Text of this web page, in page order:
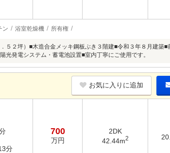
ン 浴室乾燥機 所有権
５２坪）■木造合金メッキ鋼板ぶき３階建■令和３年８月建築
発電システム・蓄電池設置■室内丁寧にご使用です。
お気に入りに追加
分
700
万円
2DK
42.44m2